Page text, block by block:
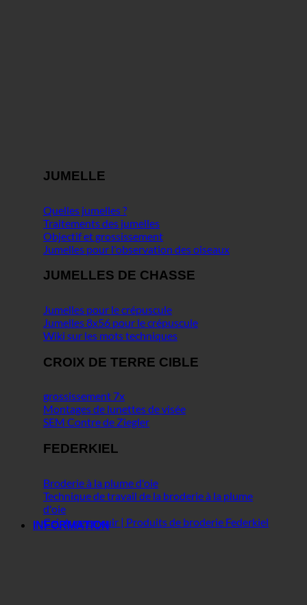
JUMELLE
Quelles jumelles ?
Traitements des jumelles
Objectif et grossissement
Jumelles pour l'observation des oiseaux
JUMELLES DE CHASSE
Jumelles pour le crépuscule
Jumelles 8x56 pour le crépuscule
Wiki sur les mots techniques
CROIX DE TERRE CIBLE
grossissement 7x
Montages de lunettes de visée
SEM Contre de Ziegler
FEDERKIEL
Broderie à la plume d'oie
Technique de travail de la broderie à la plume
d'oie
Ceinture en cuir | Produits de broderie Federkiel
INFORMATION